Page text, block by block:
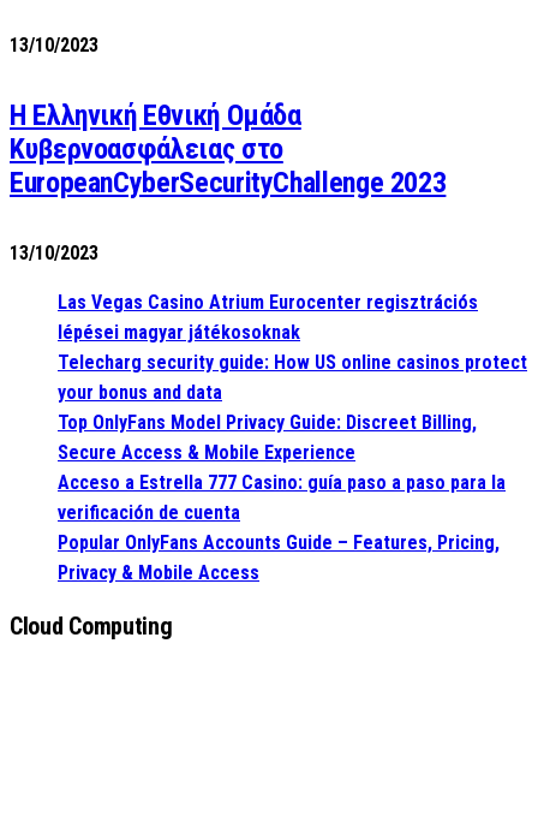
13/10/2023
Η Ελληνική Εθνική Ομάδα
Κυβερνοασφάλειας στο
EuropeanCyberSecurityChallenge 2023
13/10/2023
Las Vegas Casino Atrium Eurocenter regisztrációs
lépései magyar játékosoknak
Telecharg security guide: How US online casinos protect
your bonus and data
Top OnlyFans Model Privacy Guide: Discreet Billing,
Secure Access & Mobile Experience
Acceso a Estrella 777 Casino: guía paso a paso para la
verificación de cuenta
Popular OnlyFans Accounts Guide – Features, Pricing,
Privacy & Mobile Access
Cloud Computing